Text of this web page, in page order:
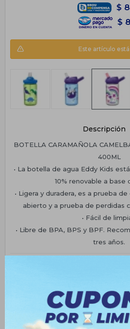
$
$
Este artículo
Descripción
BOTELLA CARAMAÑOLA
400ML
• La botella de agua Eddy Kids
10% renovable a base
• Ligera y duradera, es a prueba
abierto y a prueba de perdidas
• Fácil de
• Libre de BPA, BPS y BPF.
tres años.
Medios de